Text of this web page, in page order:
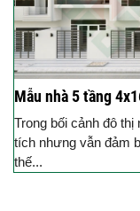
Mẫu nhà 5 tầng
Trong bối cảnh đô
tích nhưng vẫn đảm
thế...